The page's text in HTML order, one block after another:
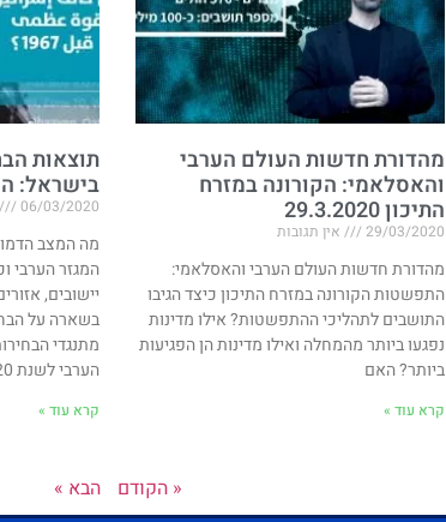
מהדורת חדשות העולם הערבי
והאסלאמי: הקורונה במזרח
התיכון 29.3.2020
29/03/2020 אין תגובות
מהדורת חדשות העולם הערבי והאסלאמי:
התפשטות הקורונה במזרח התיכון כיצד הגיבו
התושבים לתהליכי ההתפשטות? אילו מדינות
נפגעו ביותר מהמחלה ואילו מדינות הן הפגיעות
ביותר? האם
קרא עוד »
תוצאות
בישראל: הכנסת
06/03/2020
מה המצב
המגזר הערבי
יישובים,
בשארה על
מתנגדי
הערבי לשנת 2020
קרא עוד »
« הקודם הבא »